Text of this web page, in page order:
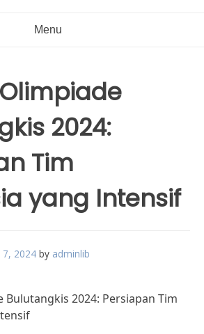
Menu
2024:
Tim
yang Intensif
7, 2024 by adminlib
2024: Persiapan Tim